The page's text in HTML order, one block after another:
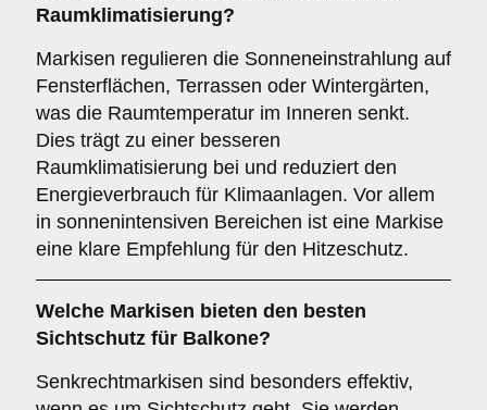
Raumklimatisierung?
Markisen regulieren die Sonneneinstrahlung auf
Fensterflächen, Terrassen oder Wintergärten,
was die Raumtemperatur im Inneren senkt.
Dies trägt zu einer besseren
Raumklimatisierung bei und reduziert den
Energieverbrauch für Klimaanlagen. Vor allem
in sonnenintensiven Bereichen ist eine Markise
eine klare Empfehlung für den Hitzeschutz.
Welche Markisen bieten den besten
Sichtschutz für Balkone?
Senkrechtmarkisen sind besonders effektiv,